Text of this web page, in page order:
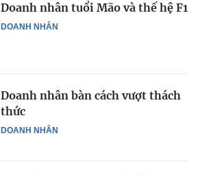
DOANH NHÂN
Doanh nhân tuổi Mão và thế hệ F1
DOANH NHÂN
Doanh nhân bàn cách vượt thách
thức